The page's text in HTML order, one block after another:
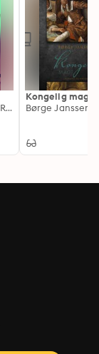
Palle Adam Vilhelm Rosenkrantz
Kongelig magt
Børge Janssen